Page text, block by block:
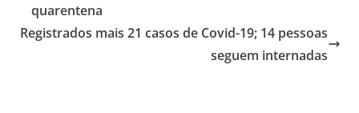
quarentena
Registrados mais 21 casos de Covid-19; 14 pessoas
seguem internadas